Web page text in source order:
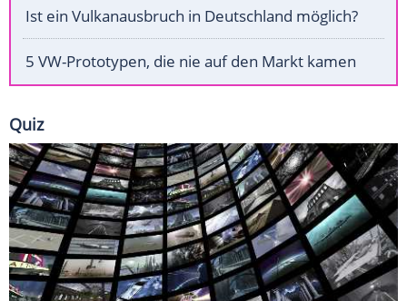
Ist ein Vulkanausbruch in Deutschland möglich?
5 VW-Prototypen, die nie auf den Markt kamen
Quiz